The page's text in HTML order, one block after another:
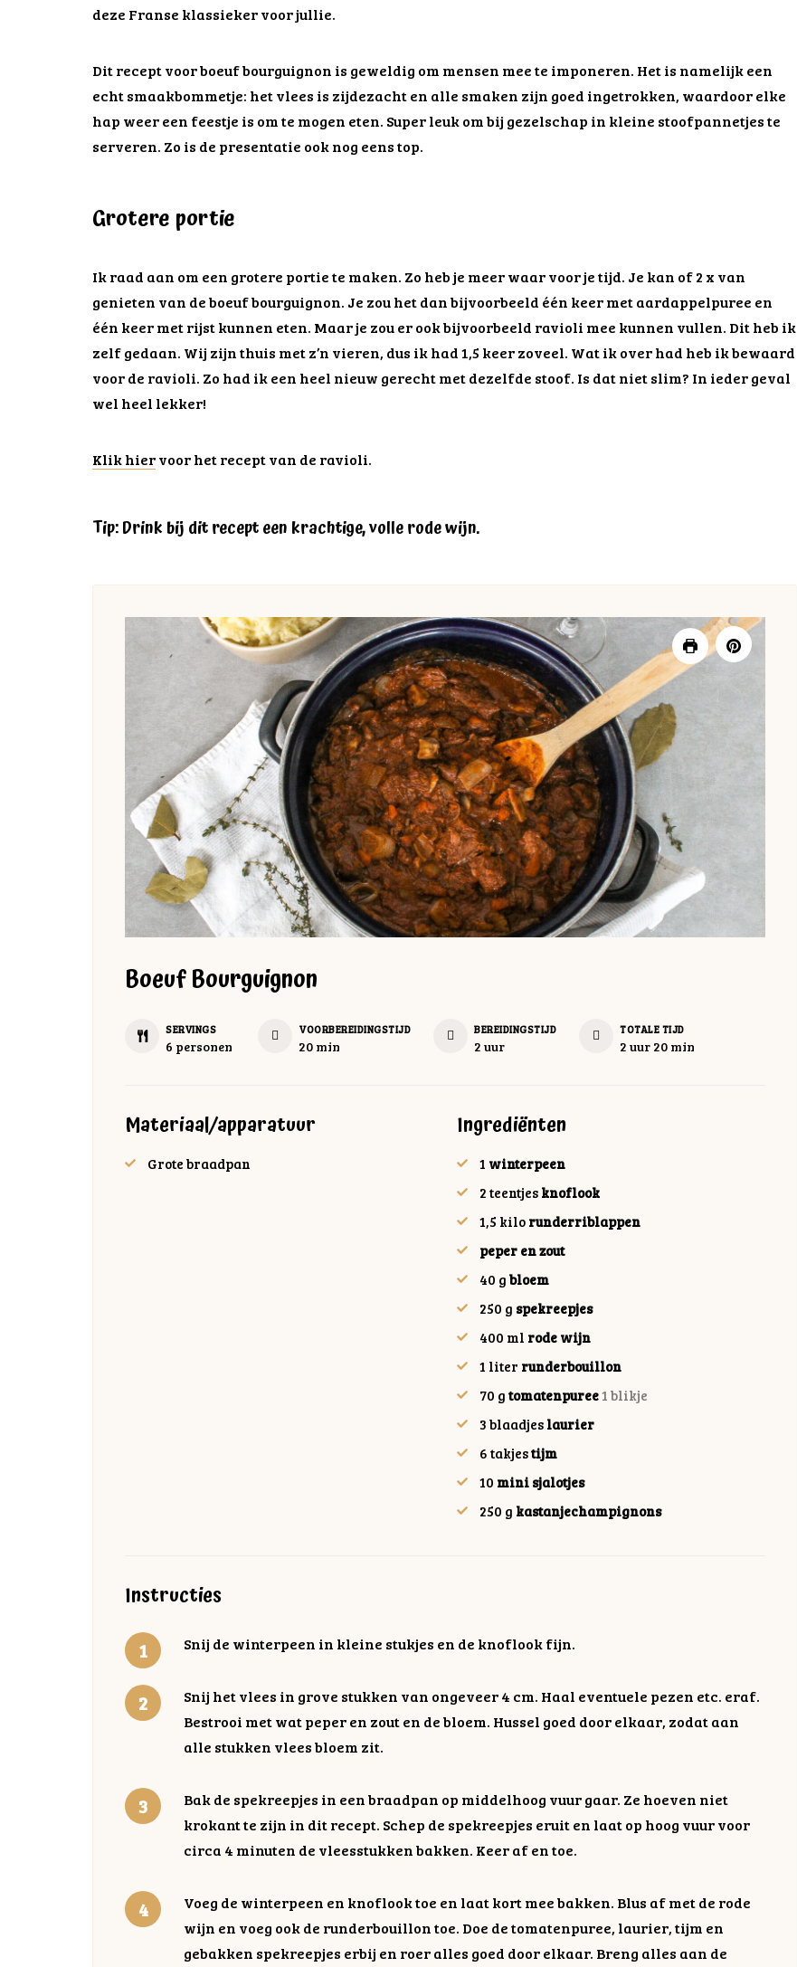
deze Franse klassieker voor jullie.
Dit recept voor boeuf bourguignon is geweldig om mensen mee te imponeren. Het is namelijk een
echt smaakbommetje: het vlees is zijdezacht en alle smaken zijn goed ingetrokken, waardoor elke
hap weer een feestje is om te mogen eten. Super leuk om bij gezelschap in kleine stoofpannetjes te
serveren. Zo is de presentatie ook nog eens top.
Grotere portie
Ik raad aan om een grotere portie te maken. Zo heb je meer waar voor je tijd. Je kan of 2 x van
genieten van de boeuf bourguignon. Je zou het dan bijvoorbeeld één keer met aardappelpuree en
één keer met rijst kunnen eten. Maar je zou er ook bijvoorbeeld ravioli mee kunnen vullen. Dit heb ik
zelf gedaan. Wij zijn thuis met z’n vieren, dus ik had 1,5 keer zoveel. Wat ik over had heb ik bewaard
voor de ravioli. Zo had ik een heel nieuw gerecht met dezelfde stoof. Is dat niet slim? In ieder geval
wel heel lekker!
Klik hiervoor het recept van de ravioli.
Tip: Drink bij dit recept een krachtige, volle rode wijn.
Boeuf Bourguignon
SERVINGS
6 personen
VOORBEREIDINGSTIJD
20minuten
min
BEREIDINGSTIJD
2 uur
uur
TOTALE TIJD
2 uur
uur 20minuten
min
Materiaal/apparatuur
Grote braadpan
Ingrediënten
1 winterpeen
2 teentjes knoflook
1,5 kilo runderriblappen
peper en zout
40 g bloem
250 g spekreepjes
400 ml rode wijn
1 liter runderbouillon
70 g tomatenpuree1 blikje
3 blaadjes laurier
6 takjestijm
10 mini sjalotjes
250 g kastanjechampignons
Instructies
Snij de winterpeen in kleine stukjes en de knoflook fijn.
Snij het vlees in grove stukken van ongeveer 4 cm. Haal eventuele pezen etc. eraf.
Bestrooi met wat peper en zout en de bloem. Hussel goed door elkaar, zodat aan
alle stukken vlees bloem zit.
Bak de spekreepjes in een braadpan op middelhoog vuur gaar. Ze hoeven niet
krokant te zijn in dit recept. Schep de spekreepjes eruit en laat op hoog vuur voor
circa 4 minuten de vleesstukken bakken. Keer af en toe.
Voeg de winterpeen en knoflook toe en laat kort mee bakken. Blus af met de rode
wijn en voeg ook de runderbouillon toe. Doe de tomatenpuree, laurier, tijm en
gebakken spekreepjes erbij en roer alles goed door elkaar. Breng alles aan de